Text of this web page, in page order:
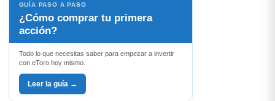
GUÍA PASO A PASO
¿Cómo comprar tu primera
acción?
Todo lo que necesitas saber para empezar a invertir
con eToro hoy mismo.
Leer la guía →